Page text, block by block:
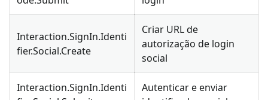
Interaction.SignIn.Identi
fier.Social.Create
Criar URL de
autorização de login
social
Interaction.SignIn.Identi
Autenticar e enviar